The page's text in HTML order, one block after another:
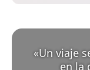
«Un viaje
en la